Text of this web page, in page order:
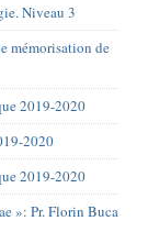
Niveau 3
mémorisation de
2019-2020
2020
2019-2020
»: Pr. Florin Buca